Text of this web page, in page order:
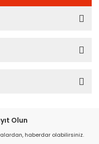
Olun
haberdar olabilirsiniz.